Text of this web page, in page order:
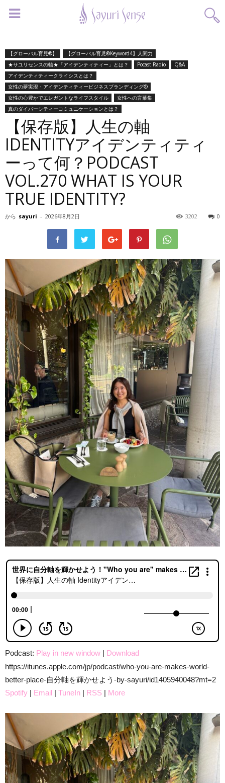
【グローバル育児®】
【グローバル育児®Keyword4】人間力
★サユリセンスの軸★「アイデンティティー」とは？
Pocast Radio
Q&A
アイデンティティークライシスとは？
女性の夢実現・アイデンティティービジネスブランディング®︎
女性の心豊かでエレガントなライフスタイル
女性への言葉集
真のダイバーシティーコミュニケーションとは？
【保存版】人生の軸
IDENTITYアイデンティティ
ーって何？PODCAST
VOL.270 WHAT IS YOUR
TRUE IDENTITY?
から sayuri - 2026年8月2日 0
3202
Podcast: Play in new window | Download
https://itunes.apple.com/jp/podcast/who-you-are-makes-world-
better-place-自分軸を輝かせよう-by-sayuri/id1405940048?mt=2
Spotify | Email | TuneIn | RSS | More